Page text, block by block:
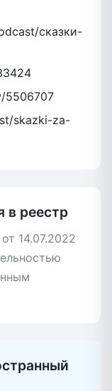
сказки-
5506707
skazki-za-
в реестр
14.07.2022